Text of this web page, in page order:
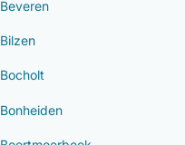
Beveren
Bilzen
Bocholt
Bonheiden